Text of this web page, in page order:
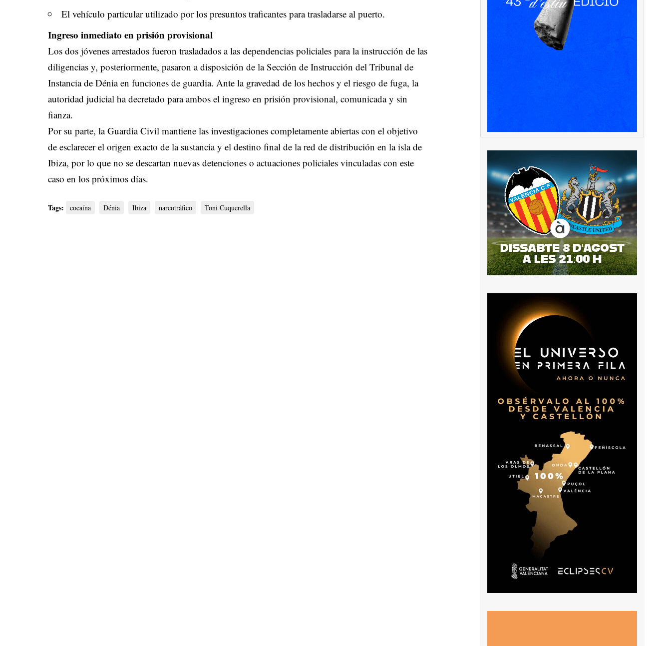
El vehículo particular utilizado por los presuntos traficantes para trasladarse al puerto.
Ingreso inmediato en prisión provisional
Los dos jóvenes arrestados fueron trasladados a las dependencias policiales para la instrucción de las
diligencias y, posteriormente, pasaron a disposición de la Sección de Instrucción del Tribunal de
Instancia de Dénia en funciones de guardia. Ante la gravedad de los hechos y el riesgo de fuga, la
autoridad judicial ha decretado para ambos el ingreso en prisión provisional, comunicada y sin
fianza.
Por su parte, la Guardia Civil mantiene las investigaciones completamente abiertas con el objetivo
de esclarecer el origen exacto de la sustancia y el destino final de la red de distribución en la isla de
Ibiza, por lo que no se descartan nuevas detenciones o actuaciones policiales vinculadas con este
caso en los próximos días.
Tags: cocaína Dénia Ibiza narcotráfico Toni Cuquerella